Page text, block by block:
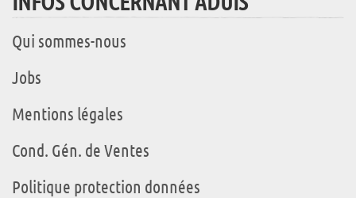
Qui sommes-nous
Jobs
Mentions légales
Cond. Gén. de Ventes
Politique protection données